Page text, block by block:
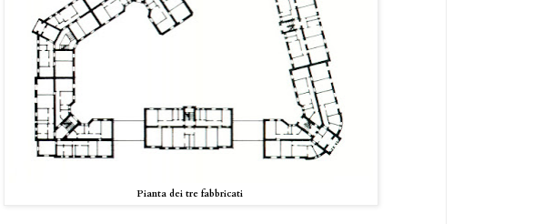
Pianta dei tre fabbricati